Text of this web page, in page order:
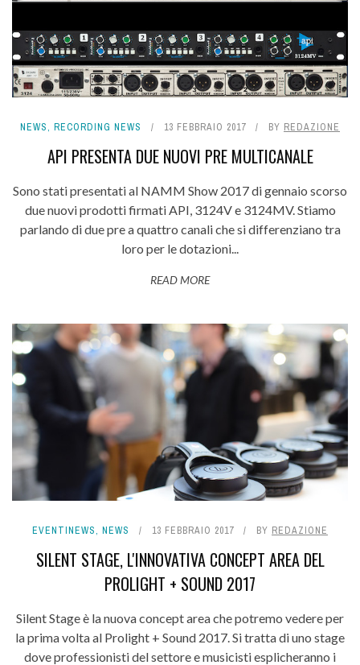
NEWS, RECORDING NEWS 13 FEBBRAIO 2017 BY REDAZIONE
API PRESENTA DUE NUOVI PRE MULTICANALE
Sono stati presentati al NAMM Show 2017 di gennaio scorso
due nuovi prodotti firmati API, 3124V e 3124MV. Stiamo
parlando di due pre a quattro canali che si differenziano tra
loro per le dotazioni...
READ MORE
EVENTINEWS, NEWS 13 FEBBRAIO 2017 BY REDAZIONE
SILENT STAGE, L'INNOVATIVA CONCEPT AREA DEL
PROLIGHT + SOUND 2017
Silent Stage è la nuova concept area che potremo vedere per
la prima volta al Prolight + Sound 2017. Si tratta di uno stage
dove professionisti del settore e musicisti esplicheranno i